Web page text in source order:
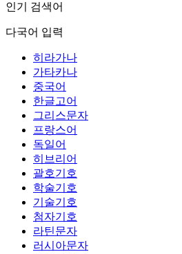
인기 검색어
다국어 입력
히라가나
가타카나
중국어
한글고어
그리스문자
프랑스어
독일어
히브리어
괄호기호
학술기호
기술기호
첨자기호
라틴문자
러시아문자